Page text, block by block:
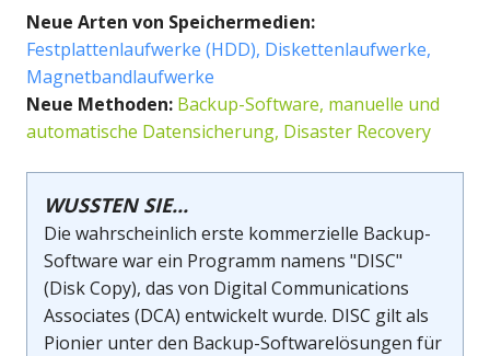
Neue Arten von Speichermedien:
Festplattenlaufwerke (HDD), Diskettenlaufwerke,
Magnetbandlaufwerke
Neue Methoden: Backup-Software, manuelle und
automatische Datensicherung, Disaster Recovery
WUSSTEN SIE...
Die wahrscheinlich erste kommerzielle Backup-
Software war ein Programm namens "DISC"
(Disk Copy), das von Digital Communications
Associates (DCA) entwickelt wurde. DISC gilt als
Pionier unter den Backup-Softwarelösungen für